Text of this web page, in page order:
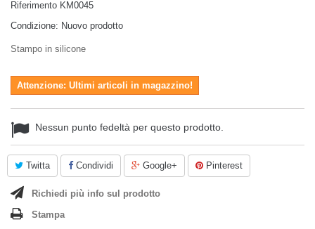
Riferimento KM0045
Condizione: Nuovo prodotto
Stampo in silicone
Attenzione: Ultimi articoli in magazzino!
Nessun punto fedeltà per questo prodotto.
Twitta Condividi Google+ Pinterest
Richiedi più info sul prodotto
Stampa